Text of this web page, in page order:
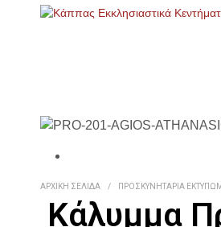
ΑΡΧΙΚΉ ΣΕΛΊΔΑ / ΠΡΟΣΚΥΝΗΤΆΡΙΑ
Κάλυμμα